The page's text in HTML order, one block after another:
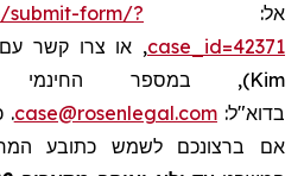
אל: submit-form/?
case_id=42371, או צרו קשר
Kim
בדוא"ל:case@rosenlegal.com
.
אם ברצונכם לשמש כתובע